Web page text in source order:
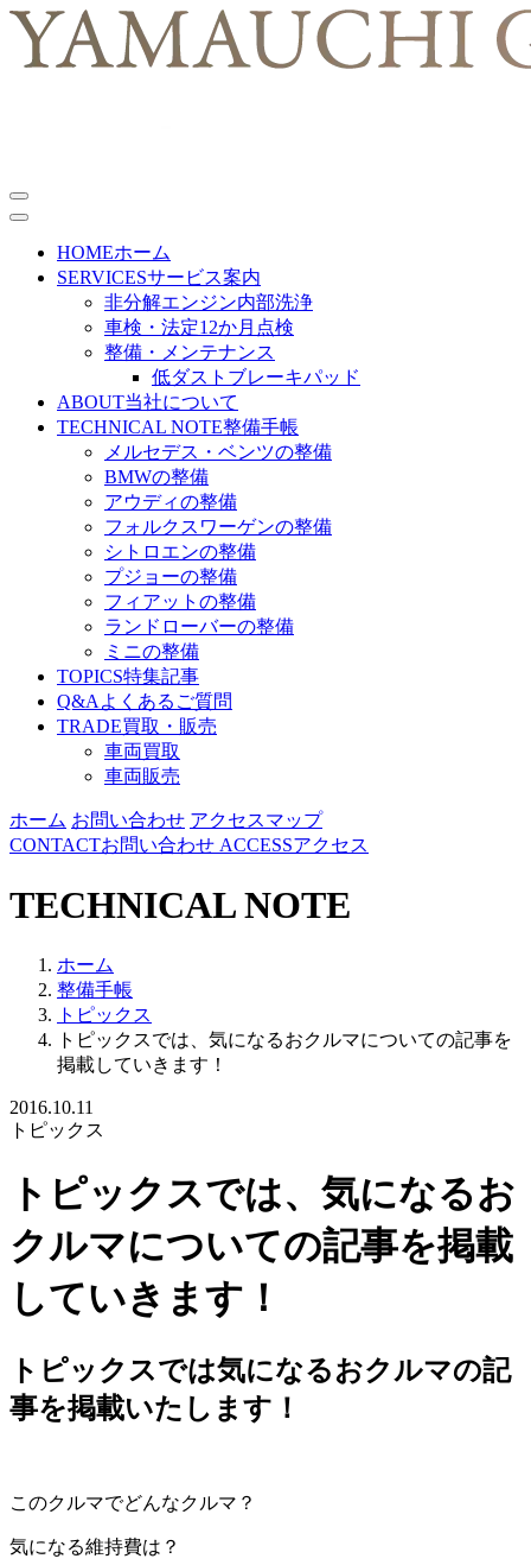
HOMEホーム
SERVICESサービス案内
非分解エンジン内部洗浄
車検・法定12か月点検
整備・メンテナンス
低ダストブレーキパッド
ABOUT当社について
TECHNICAL NOTE整備手帳
メルセデス・ベンツの整備
BMWの整備
アウディの整備
フォルクスワーゲンの整備
シトロエンの整備
プジョーの整備
フィアットの整備
ランドローバーの整備
ミニの整備
TOPICS特集記事
Q&A よくあるご質問
TRADE買取・販売
車両買取
車両販売
ホーム お問い合わせ アクセスマップ
CONTACTお問い合わせ ACCESSアクセス
TECHNICAL NOTE
ホーム
整備手帳
トピックス
トピックスでは、気になるおクルマについての記事を
掲載していきます！
2016.10.11
トピックス
トピックスでは、気になるお
クルマについての記事を掲載
していきます！
トピックスでは気になるおクルマの記
事を掲載いたします！
このクルマでどんなクルマ？
気になる維持費は？